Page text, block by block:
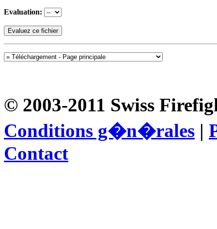
Evaluation:
© 2003-2011 Swiss
Conditions g�n�rales |
Contact